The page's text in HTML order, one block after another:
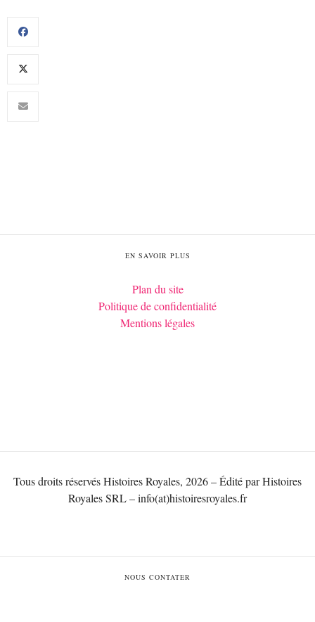
EN SAVOIR PLUS
Plan du site
Politique de confidentialité
Mentions légales
Tous droits réservés Histoires Royales, 2026 – Édité par Histoires
Royales SRL – info(at)histoiresroyales.fr
NOUS CONTATER